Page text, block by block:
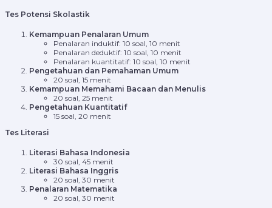
Tes Potensi Skolastik
Kemampuan Penalaran Umum
Penalaran induktif: 10 soal, 10 menit
Penalaran deduktif: 10 soal, 10 menit
Penalaran kuantitatif: 10 soal, 10 menit
Pengetahuan dan Pemahaman Umum
20 soal, 15 menit
Kemampuan Memahami Bacaan dan Menulis
20 soal, 25 menit
Pengetahuan Kuantitatif
15 soal, 20 menit
Tes Literasi
Literasi Bahasa Indonesia
30 soal, 45 menit
Literasi Bahasa Inggris
20 soal, 30 menit
Penalaran Matematika
20 soal, 30 menit